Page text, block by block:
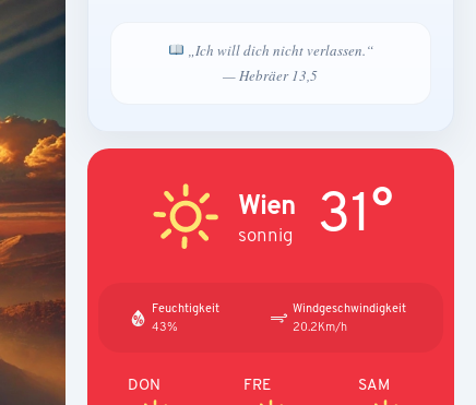
„Ich will dich nicht verlassen.“
— Hebräer 13,5
Wien
sonnig 31°
Feuchtigkeit
43%
Windgeschwindigkeit
20.2Km/h
DON FRE SAM